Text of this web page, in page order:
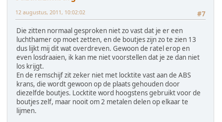
#7
12 augustus, 2011, 10:02:02
Die zitten normaal gesproken niet zo vast dat je er een
luchthamer op moet zetten, en de boutjes zijn zo te zien 13
dus lijkt mij dit wat overdreven. Gewoon de ratel erop en
even losdraaien, ik kan me niet voorstellen dat je ze dan niet
los krijgt.
En de remschijf zit zeker niet met locktite vast aan de ABS
krans, die wordt gewoon op de plaats gehouden door
diezelfde boutjes. Locktite word hoogstens gebruikt voor de
boutjes zelf, maar nooit om 2 metalen delen op elkaar te
lijmen.